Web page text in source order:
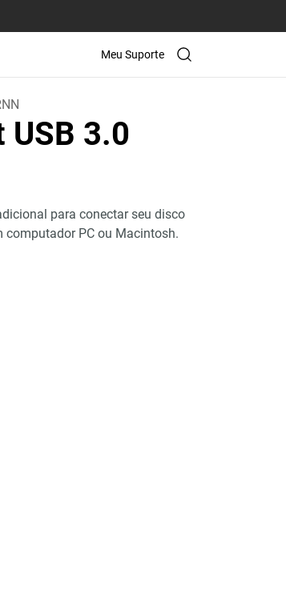
Meu Suporte
3.0
para conectar seu disco
PC ou Macintosh.